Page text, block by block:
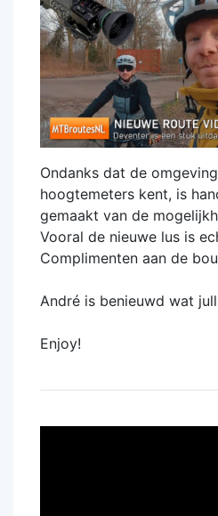
Ondanks dat de
hoogtemeters kent, is
gemaakt van de
Vooral de nieuwe lus is
Complimenten aan de
André is benieuwd wat
Enjoy!